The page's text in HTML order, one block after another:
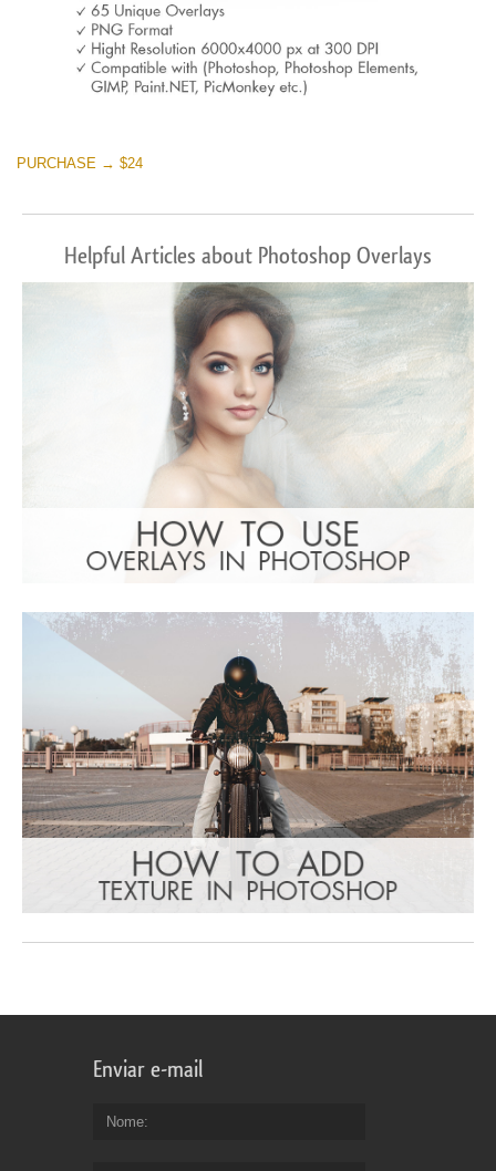
PURCHASE → $24
Helpful Articles about Photoshop Overlays
Enviar e-mail
Nome